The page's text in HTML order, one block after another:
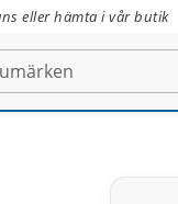
eller hämta i vår butik